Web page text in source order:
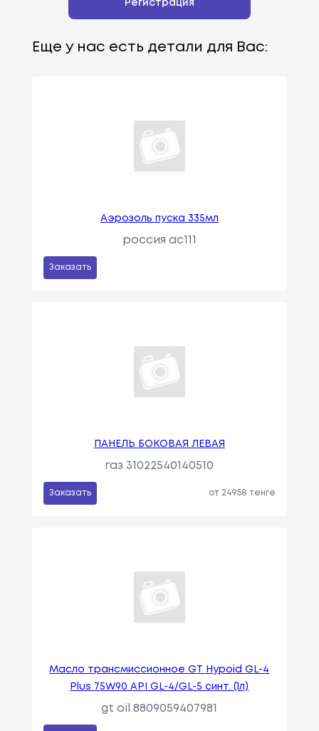
Регистрация
Еще у нас есть детали для Вас:
Аэрозоль пуска 335мл
россия ac111
Заказать
ПАНЕЛЬ БОКОВАЯ ЛЕВАЯ
газ 31022540140510
Заказать от 24958 тенге
Масло трансмиссионное GT Hypoid GL-4
Plus 75W90 API GL-4/GL-5 синт. (1л)
gt oil 8809059407981